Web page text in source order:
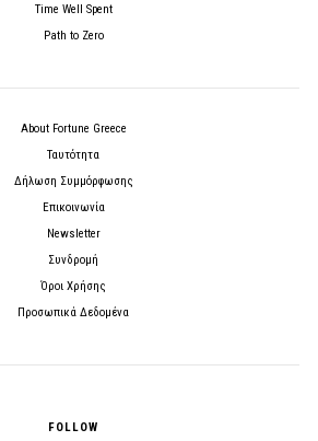
Time Well Spent
Path to Zero
About Fortune Greece
Ταυτότητα
Δήλωση Συμμόρφωσης
Επικοινωνία
Newsletter
Συνδρομή
Όροι Χρήσης
Προσωπικά Δεδομένα
FOLLOW